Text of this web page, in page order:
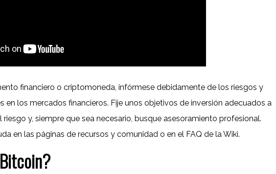
financiero o criptomoneda, infórmese debidamente de los riesgos y
los mercados financieros. Fije unos objetivos de inversión adecuados a
y, siempre que sea necesario, busque asesoramiento profesional.
en las páginas de recursos y comunidad o en el FAQ de la Wiki.